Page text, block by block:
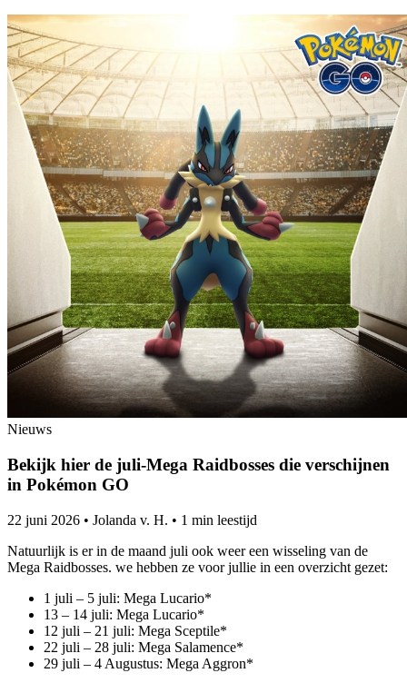
Nieuws
Bekijk hier de juli-Mega Raidbosses die verschijnen
in Pokémon GO
22 juni 2026 • Jolanda v. H. • 1 min leestijd
Natuurlijk is er in de maand juli ook weer een wisseling van de
Mega Raidbosses. we hebben ze voor jullie in een overzicht gezet:
1 juli – 5 juli: Mega Lucario*
13 – 14 juli: Mega Lucario*
12 juli – 21 juli: Mega Sceptile*
22 juli – 28 juli: Mega Salamence*
29 juli – 4 Augustus: Mega Aggron*